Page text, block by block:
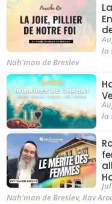
la
Nah'man de Breslev
la
Nah'man de Breslev,Rav